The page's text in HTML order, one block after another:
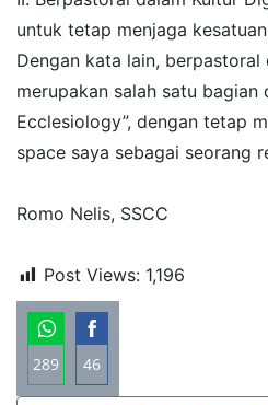
untuk tetap menjaga
Dengan kata lain, berpastoral
merupakan salah satu bagian
Ecclesiology”, dengan tetap
space saya sebagai seorang
Romo Nelis, SSCC
Post Views: 1,196
289
Share
46
Share